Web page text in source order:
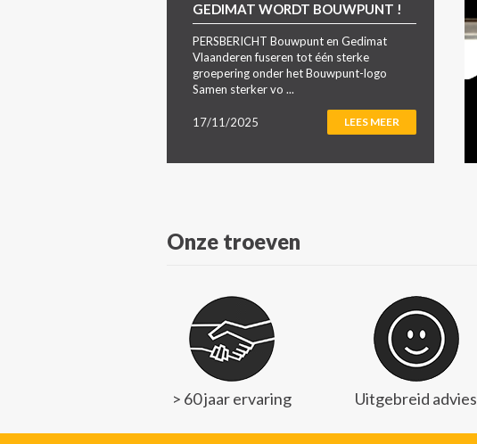
GEDIMAT WORDT BOUWPUNT !
PERSBERICHT Bouwpunt en Gedimat
Vlaanderen fuseren tot één sterke
groepering onder het Bouwpunt-logo
Samen sterker vo ...
17/11/2025 LEES MEER
Onze troeven
> 60 jaar ervaring Uitgebreid advies